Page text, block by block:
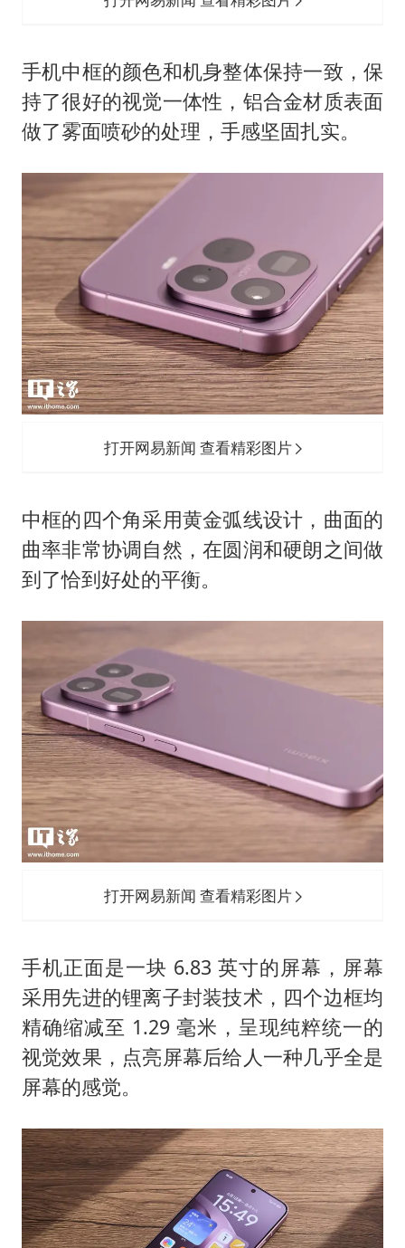
手机中框的颜色和机身整体保持一致，保
持了很好的视觉一体性，铝合金材质表面
做了雾面喷砂的处理，手感坚固扎实。
打开网易新闻 查看精彩图片
中框的四个角采用黄金弧线设计，曲面的
曲率非常协调自然，在圆润和硬朗之间做
到了恰到好处的平衡。
打开网易新闻 查看精彩图片
手机正面是一块 6.83 英寸的屏幕，屏幕
采用先进的锂离子封装技术，四个边框均
精确缩减至 1.29 毫米，呈现纯粹统一的
视觉效果，点亮屏幕后给人一种几乎全是
屏幕的感觉。